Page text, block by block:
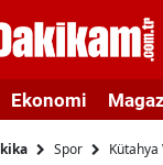
Ekonomi
Spor